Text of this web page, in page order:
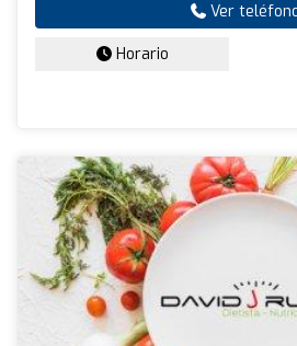
Ver
Horario